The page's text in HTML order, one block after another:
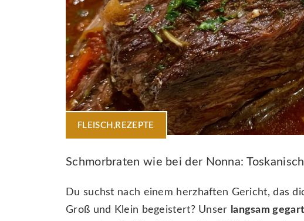
FLEISCH, REZEPTE
Schmorbraten wie bei der Nonna:
Du suchst nach einem herzhaften Gericht, das
Groß und Klein begeistert? Unser langsam